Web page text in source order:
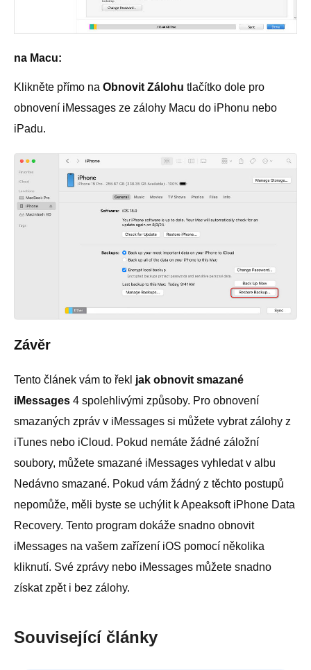
na Macu:
Klikněte přímo na Obnovit Zálohu tlačítko dole pro
obnovení iMessages ze zálohy Macu do iPhonu nebo
iPadu.
Závěr
Tento článek vám to řekl jak obnovit smazané
iMessages 4 spolehlivými způsoby. Pro obnovení
smazaných zpráv v iMessages si můžete vybrat zálohy z
iTunes nebo iCloud. Pokud nemáte žádné záložní
soubory, můžete smazané iMessages vyhledat v albu
Nedávno smazané. Pokud vám žádný z těchto postupů
nepomůže, měli byste se uchýlit k Apeaksoft iPhone Data
Recovery. Tento program dokáže snadno obnovit
iMessages na vašem zařízení iOS pomocí několika
kliknutí. Své zprávy nebo iMessages můžete snadno
získat zpět i bez zálohy.
Související články